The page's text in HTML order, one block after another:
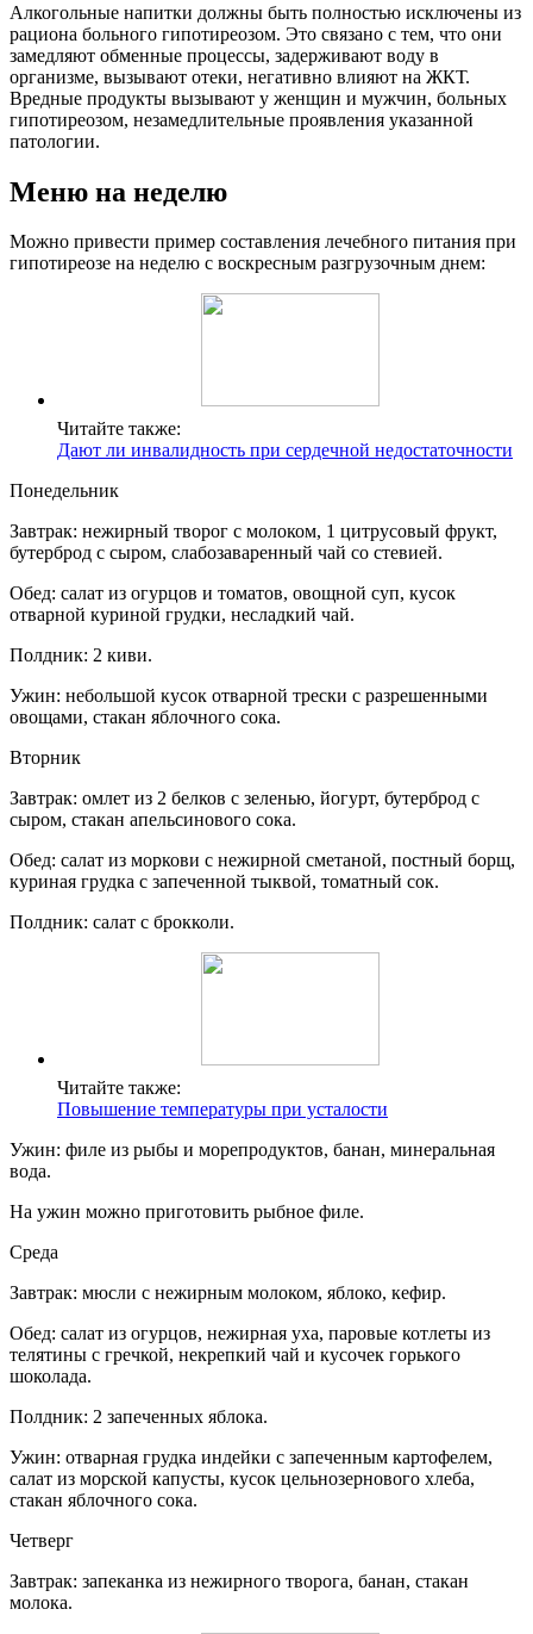
Алкогольные напитки должны быть полностью исключены из
рациона больного гипотиреозом. Это связано с тем, что они
замедляют обменные процессы, задерживают воду в
организме, вызывают отеки, негативно влияют на ЖКТ.
Вредные продукты вызывают у женщин и мужчин, больных
гипотиреозом, незамедлительные проявления указанной
патологии.
Меню на неделю
Можно привести пример составления лечебного питания при
гипотиреозе на неделю с воскресным разгрузочным днем:
Читайте также:
Дают ли инвалидность при сердечной недостаточности
Понедельник
Завтрак: нежирный творог с молоком, 1 цитрусовый фрукт,
бутерброд с сыром, слабозаваренный чай со стевией.
Обед: салат из огурцов и томатов, овощной суп, кусок
отварной куриной грудки, несладкий чай.
Полдник: 2 киви.
Ужин: небольшой кусок отварной трески с разрешенными
овощами, стакан яблочного сока.
Вторник
Завтрак: омлет из 2 белков с зеленью, йогурт, бутерброд с
сыром, стакан апельсинового сока.
Обед: салат из моркови с нежирной сметаной, постный борщ,
куриная грудка с запеченной тыквой, томатный сок.
Полдник: салат с брокколи.
Читайте также:
Повышение температуры при усталости
Ужин: филе из рыбы и морепродуктов, банан, минеральная
вода.
На ужин можно приготовить рыбное филе.
Среда
Завтрак: мюсли с нежирным молоком, яблоко, кефир.
Обед: салат из огурцов, нежирная уха, паровые котлеты из
телятины с гречкой, некрепкий чай и кусочек горького
шоколада.
Полдник: 2 запеченных яблока.
Ужин: отварная грудка индейки с запеченным картофелем,
салат из морской капусты, кусок цельнозернового хлеба,
стакан яблочного сока.
Четверг
Завтрак: запеканка из нежирного творога, банан, стакан
молока.